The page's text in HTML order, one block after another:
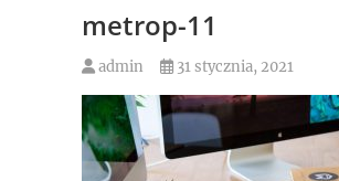
metrop-11
admin 31 stycznia, 2021